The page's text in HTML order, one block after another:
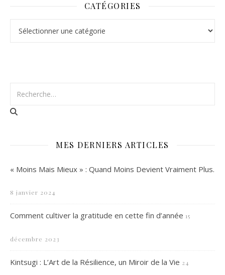
CATÉGORIES
MES DERNIERS ARTICLES
« Moins Mais Mieux » : Quand Moins Devient Vraiment Plus.
8 janvier 2024
Comment cultiver la gratitude en cette fin d’année 15
décembre 2023
Kintsugi : L’Art de la Résilience, un Miroir de la Vie 24